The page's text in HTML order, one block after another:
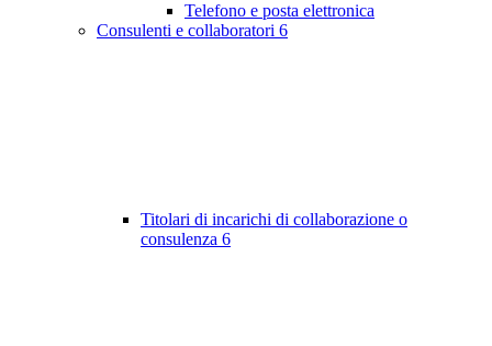
Telefono e posta elettronica
Consulenti e collaboratori 6
Titolari di incarichi di collaborazione o
consulenza 6